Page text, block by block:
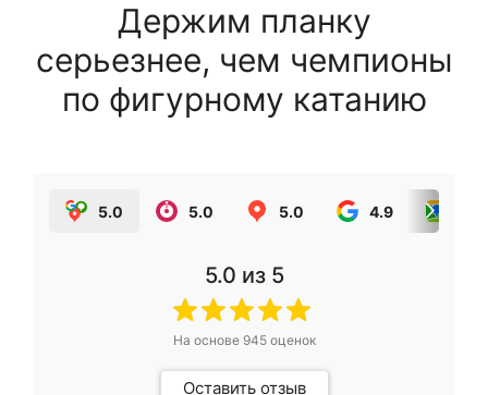
Держим планку
серьезнее, чем чемпионы
по фигурному катанию
5.0 5.0 5.0 4.9
5.0 из 5
На основе 945оценок
Оставить отзыв